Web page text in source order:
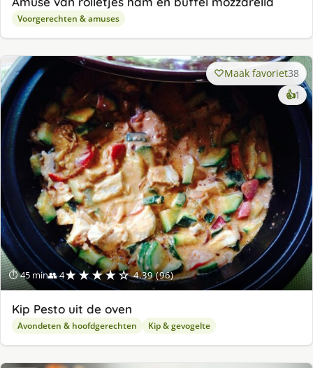
Voorgerechten & amuses
⏱ 45 min👥 4★★★★☆ 4.39 (96)
Maak favoriet38
👍1
Kip Pesto uit de oven
Avondeten & hoofdgerechten Kip & gevogelte